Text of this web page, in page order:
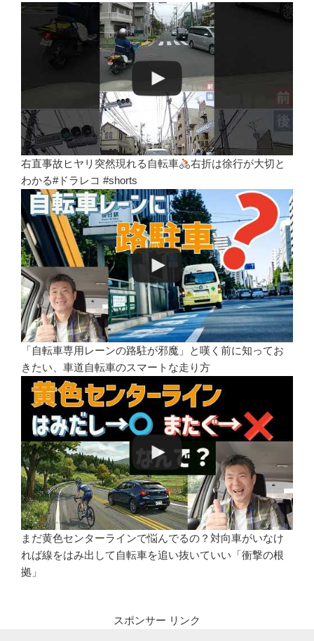
右直事故ヒヤリ突然現れる自転車
右折は徐行が大切と
わかる#ドラレコ #shorts
「自転車専用レーンの路駐が邪魔」と嘆く前に知ってお
きたい、車道自転車のスマートな走り方
まだ黄色センターラインで悩んでるの？対向車がいなけ
れば線をはみ出して自転車を追い抜いていい「衝撃の根
拠」
スポンサー リンク